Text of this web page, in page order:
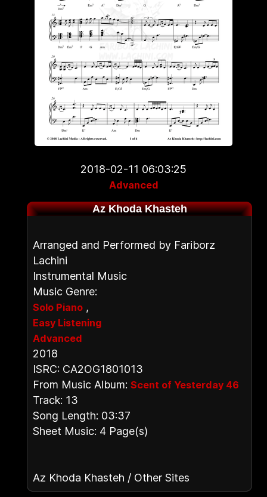
2018-02-11 06:03:25
Advanced
Az Khoda Khasteh
Arranged and Performed by Fariborz
Lachini
Instrumental Music
Music Genre:
Solo Piano ,
Easy Listening
Advanced
2018
ISRC: CA2OG1801013
From Music Album: Scent of Yesterday 46
Track: 13
Song Length: 03:37
Sheet Music: 4 Page(s)
Az Khoda Khasteh / Other Sites